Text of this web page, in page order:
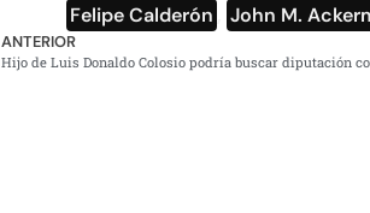
Felipe Calderón John M.
ANTERIOR